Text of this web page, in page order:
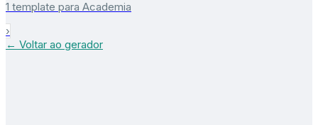
1 template para Academia
›
← Voltar ao gerador